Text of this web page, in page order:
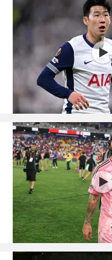
וזוכים בפרסים
אלקטרה
ספורט 1 – "מרלן"
ספורט 1
פומבית לבית עסק
הערוצים
ג'ובנט